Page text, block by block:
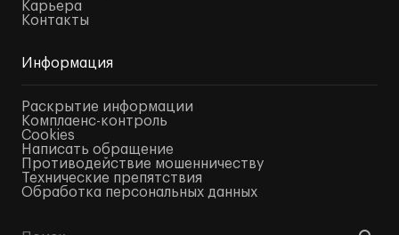
Карьера
Контакты
Информация
Раскрытие информации
Комплаенс-контроль
Cookies
Написать обращение
Противодействие мошенничеству
Технические препятствия
Обработка персональных данных